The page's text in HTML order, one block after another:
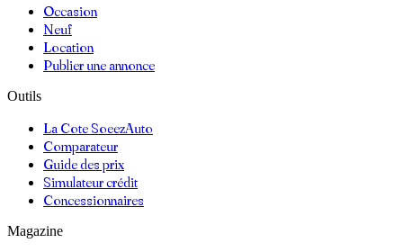
Occasion
Neuf
Location
Publier une annonce
Outils
La Cote SoeezAuto
Comparateur
Guide des prix
Simulateur crédit
Concessionnaires
Magazine